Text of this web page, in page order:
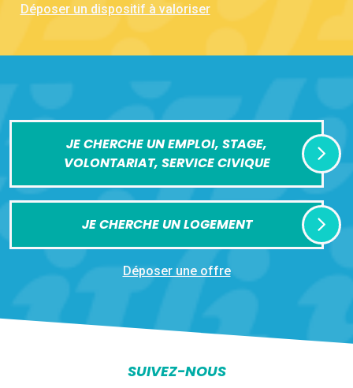
Déposer un dispositif à valoriser
JE CHERCHE UN EMPLOI, STAGE,
VOLONTARIAT, SERVICE CIVIQUE
JE CHERCHE UN LOGEMENT
Déposer une offre
SUIVEZ-NOUS